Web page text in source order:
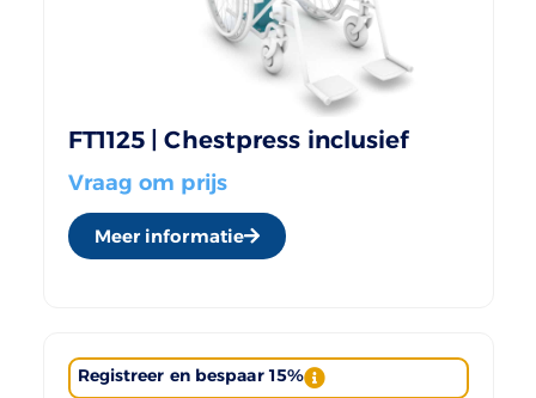
FT1125 | Chestpress inclusief
Vraag om prijs
Meer informatie
Registreer en bespaar 15%